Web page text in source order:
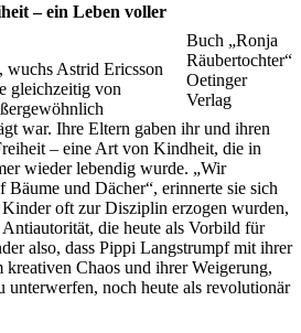
Buch „Ronja
Räubertochter“
Oetinger
Verlag
– ein Leben voller
wuchs Astrid Ericsson
gleichzeitig von
war. Ihre Eltern gaben ihr und ihren
– eine Art von Kindheit, die in
wieder lebendig wurde. „Wir
und Dächer“, erinnerte sie sich
oft zur Disziplin erzogen wurden,
die heute als Vorbild für
also, dass Pippi Langstrumpf mit ihrer
Chaos und ihrer Weigerung,
unterwerfen, noch heute als revolutionär